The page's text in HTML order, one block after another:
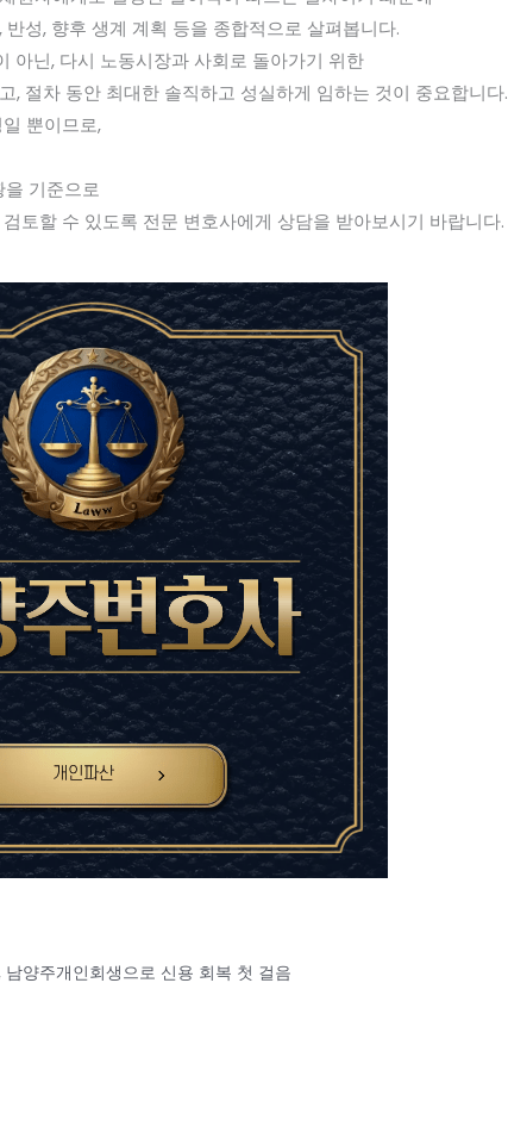
성, 향후 생계 계획 등을 종합적으로 살펴봅니다.
아닌, 다시 노동시장과 사회로 돌아가기 위한
, 절차 동안 최대한 솔직하고 성실하게 임하는 것이 중요합니다.
뿐이므로,
을 기준으로
토할 수 있도록 전문 변호사에게 상담을 받아보시기 바랍니다.
남양주개인회생으로 신용 회복 첫 걸음